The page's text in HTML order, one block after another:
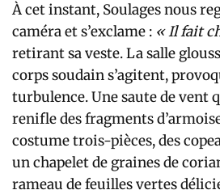
À cet instant, Soulages nous
caméra et s’exclame : « Il fait
retirant sa veste. La salle
corps soudain s’agitent,
turbulence. Une saute de vent
renifle des fragments
costume trois-pièces, des
un chapelet de graines de
rameau de feuilles vertes